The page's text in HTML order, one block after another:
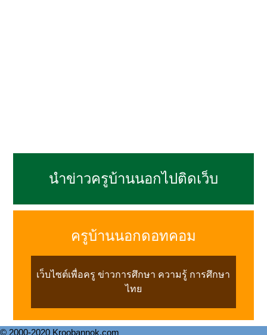
นำข่าวครูบ้านนอกไปติดเว็บ
ครูบ้านนอกดอทคอม
เว็บไซต์เพื่อครู ข่าวการศึกษา ความรู้ การศึกษา
ไทย
© 2000-2020 Kroobannok.com